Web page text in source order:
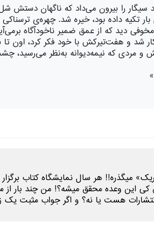
سیگار را بیرون می‌داد كه ناگهان
تكیه داده بود، خیره شد. چهره‌ی
دید كه از عمق ضمیر ناخودآگاه
شد و هفت‌تیركش با خود فكر كرد، اون
و مردی كه نیمه‌دیوانه به‌نظر
هر سال نمایشگاه کتاب برگزار
وعده محقق میشه؟! من چند بار از
هست یا نه؟ و اگر جواب مثبت یک